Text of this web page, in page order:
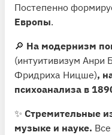
Постепенно
Европы.
🔎 На модернизм
(интуитивизум Анри
Фридриха Ницше),
психоанализа в
✨ Стремительные
музыке и науке.